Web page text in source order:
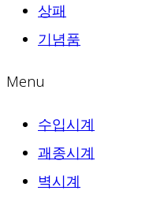
상패
기념품
Menu
수입시계
괘종시계
벽시계